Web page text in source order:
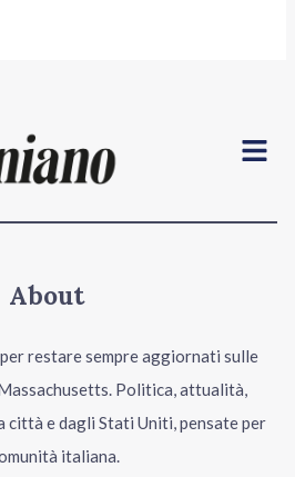
Menu
About
restare sempre aggiornati sulle
Politica, attualità,
città e dagli Stati Uniti, pensate per
italiana.